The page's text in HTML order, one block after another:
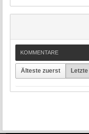
KOMMENTARE
Älteste zuerst